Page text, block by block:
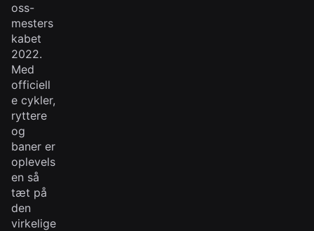
oss-
mesters
kabet
2022.
Med
officiell
e cykler,
ryttere
og
baner er
oplevels
en så
tæt på
den
virkelige